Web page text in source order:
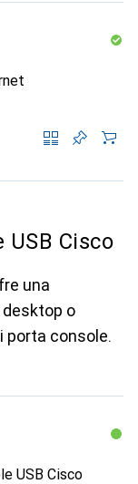
USB Cisco
una
o
porta console.
USB Cisco